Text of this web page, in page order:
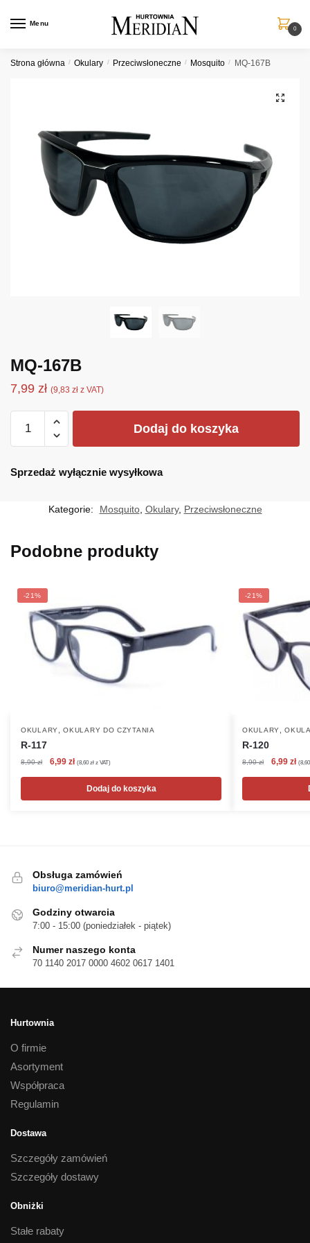
Menu
0
Strona główna / Okulary / Przeciwsłoneczne / Mosquito / MQ-167B
MQ-167B
7,99 zł (9,83 zł z VAT)
MQ-
Dodaj do koszyka
Sprzedaż wyłącznie wysyłkowa
Kategorie: Mosquito, Okulary, Przeciwsłoneczne
Podobne produkty
-21%
OKULARY ,OKULARY DO CZYTANIA
R-117
8,90zł
Pierwotna
8,90 zł.
6,99 złAktualna
wynosi:
6,99 zł.
(8,60 zł z VAT)
Dodaj do koszyka
-21%
OKULARY ,
R-120
8,90zł
Pierwotna
8,90 zł.
6,99 zł (
Obsługa zamówień
biuro@meridian-hurt.pl
Godziny otwarcia
7:00 - 15:00 (poniedziałek - piątek)
Numer naszego konta
70 1140 2017 0000 4602 0617 1401
Hurtownia
O firmie
Asortyment
Współpraca
Regulamin
Dostawa
Szczegóły zamówień
Szczegóły dostawy
Obniżki
Stałe rabaty